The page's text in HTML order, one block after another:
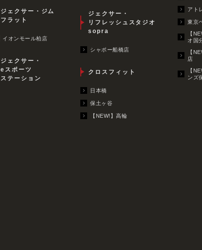
ジェクサー・ジム
フラット
イオンモール柏店
ジェクサー・
eスポーツ
ステーション
ジェクサー・
リフレッシュスタジオ
sopra
シャポー船橋店
クロスフィット
日本橋
保土ヶ谷
【NEW!】高輪
アト
東京
【
オ国
【
店
【
ンズ